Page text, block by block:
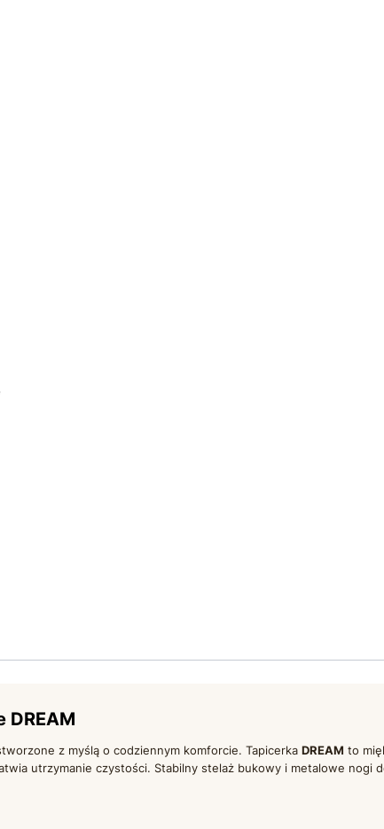
DREAM
z myślą o codziennym komforcie. Tapicerka DREAM to
utrzymanie czystości. Stabilny stelaż bukowy i metalowe nogi